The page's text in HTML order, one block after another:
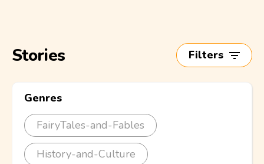
Stories Filters
Genres
FairyTales-and-Fables
History-and-Culture